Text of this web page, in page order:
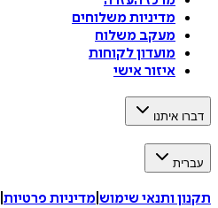
מדיניות משלוחים
מעקב משלוח
מועדון לקוחות
איזור אישי
דברו איתנו
עברית
תקנון ותנאי שימוש מדיניות פרטיות